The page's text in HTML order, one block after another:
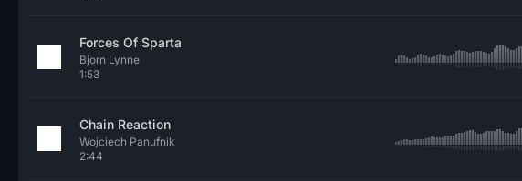
Forces Of Sparta
Bjorn Lynne
1:53
Chain Reaction
Wojciech Panufnik
2:44